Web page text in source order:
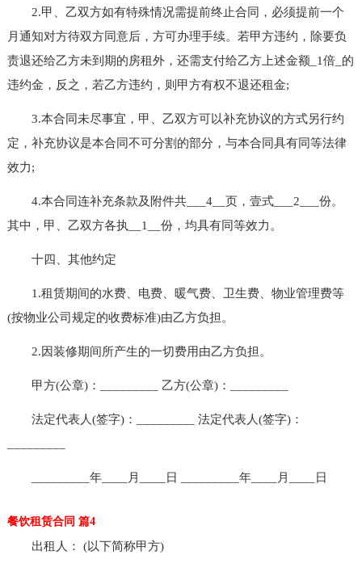
2.甲、乙双方如有特殊情况需提前终止合同，必须提前一个
月通知对方待双方同意后，方可办理手续。若甲方违约，除要负
责退还给乙方未到期的房租外，还需支付给乙方上述金额_1倍_的
违约金，反之，若乙方违约，则甲方有权不退还租金;
3.本合同未尽事宜，甲、乙双方可以补充协议的方式另行约
定，补充协议是本合同不可分割的部分，与本合同具有同等法律
效力;
4.本合同连补充条款及附件共___4__页，壹式___2___份。
其中，甲、乙双方各执__1__份，均具有同等效力。
十四、其他约定
1.租赁期间的水费、电费、暖气费、卫生费、物业管理费等
(按物业公司规定的收费标准)由乙方负担。
2.因装修期间所产生的一切费用由乙方负担。
甲方(公章)：_________ 乙方(公章)：_________
法定代表人(签字)：_________ 法定代表人(签字)：
_________年____月____日 _________年____月____日
餐饮租赁合同 篇4
出租人： (以下简称甲方)